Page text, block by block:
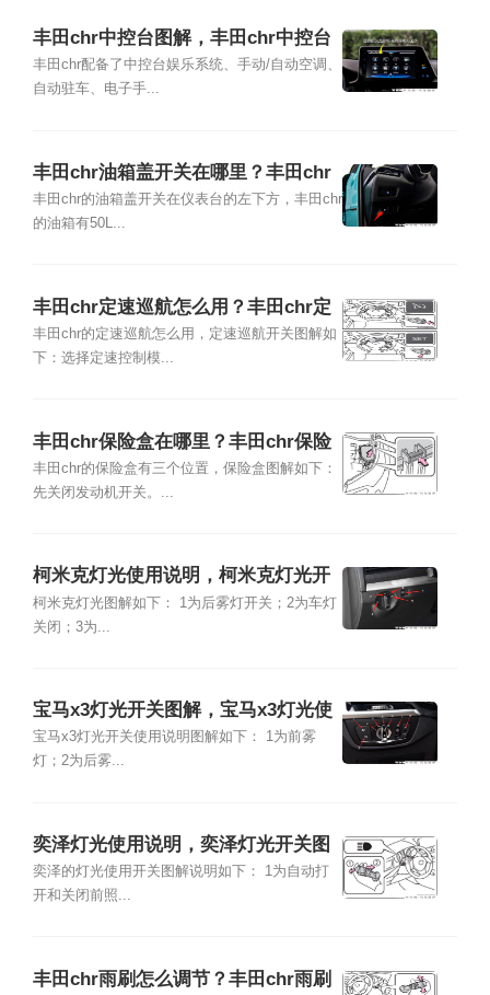
丰田chr中控台图解，丰田chr中控台
按键方法
丰田chr配备了中控台娱乐系统、手动/自动空调、
自动驻车、电子手...
丰田chr油箱盖开关在哪里？丰田chr
油箱多大
丰田chr的油箱盖开关在仪表台的左下方，丰田chr
的油箱有50L...
丰田chr定速巡航怎么用？丰田chr定
速巡航开关图解
丰田chr的定速巡航怎么用，定速巡航开关图解如
下：选择定速控制模...
丰田chr保险盒在哪里？丰田chr保险
盒图解
丰田chr的保险盒有三个位置，保险盒图解如下：
先关闭发动机开关。...
柯米克灯光使用说明，柯米克灯光开
关图解
柯米克灯光图解如下： 1为后雾灯开关；2为车灯
关闭；3为...
宝马x3灯光开关图解，宝马x3灯光使
用说明
宝马x3灯光开关使用说明图解如下： 1为前雾
灯；2为后雾...
奕泽灯光使用说明，奕泽灯光开关图
解
奕泽的灯光使用开关图解说明如下： 1为自动打
开和关闭前照...
丰田chr雨刷怎么调节？丰田chr雨刷